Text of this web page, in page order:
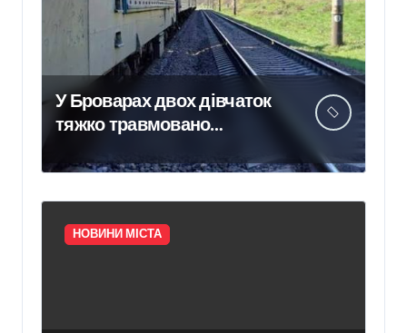
У Броварах двох дівчаток
тяжко травмовано
НОВИНИ МІСТА